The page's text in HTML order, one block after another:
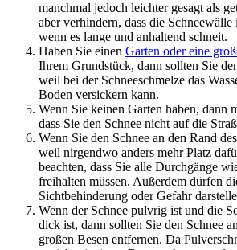
manchmal jedoch leichter gesagt als
aber verhindern, dass die
wenn es lange und anhaltend schneit.
Haben Sie einen Garten oder eine
Ihrem Grundstück, dann sollten Sie
weil bei der Schneeschmelze das
Boden versickern kann.
Wenn Sie keinen Garten haben, dann
dass Sie den Schnee nicht auf die
Wenn Sie den Schnee an den Rand
weil nirgendwo anders mehr Platz
beachten, dass Sie alle Durchgänge
freihalten müssen. Außerdem dürfen
Sichtbehinderung oder Gefahr
Wenn der Schnee pulvrig ist und die
dick ist, dann sollten Sie den Schnee
großen Besen entfernen. Da